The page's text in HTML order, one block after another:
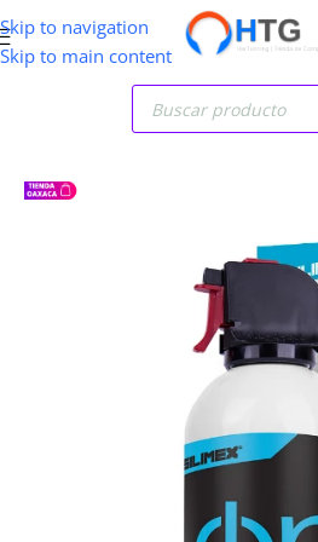
Skip to navigation
Skip to main content